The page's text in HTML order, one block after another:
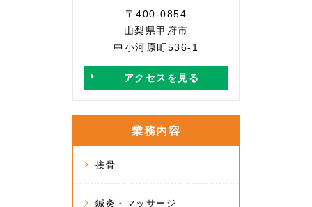
〒400-0854
山梨県甲府市
中小河原町536-1
アクセスを見る
業務内容
接骨
鍼灸・マッサージ